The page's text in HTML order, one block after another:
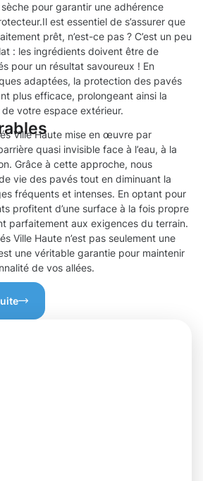
pour garantir une adhérence
est essentiel de s’assurer que
prêt, n’est-ce pas ? C’est un peu
: les ingrédients doivent être de
pour un résultat savoureux ! En
adaptées, la protection des pavés
plus efficace, prolongeant ainsi la
votre espace extérieur.
Ville Haute mise en œuvre par
quasi invisible face à l’eau, à la
Grâce à cette approche, nous
vie des pavés tout en diminuant la
fréquents et intenses. En optant pour
profitent d’une surface à la fois propre
parfaitement aux exigences du terrain.
Ville Haute n’est pas seulement une
une véritable garantie pour maintenir
de vos allées.